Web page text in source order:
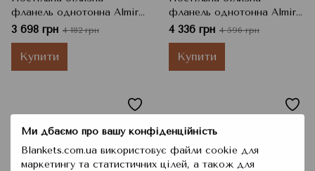
Ми дбаємо про вашу конфіденційність
Blankets.com.ua використовує файли cookie для
маркетингу та статистичних цілей, а також для
фланель однотонна Almira
Mix Преміум, Шампань,
Євро, 200x220 см, 220x240
см, 50x70 см
3 698 грн 4 182 грн
Купити
фланель однотонна Almira
Mix Преміум, Шампань,
Євро Максі, 220x240 см,
230x250 см, 50x70 см
4 336 грн 4 596 грн
Купити